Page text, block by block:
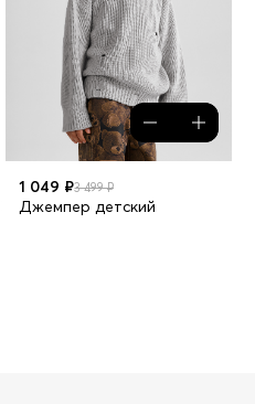
1 049 ₽3 499 ₽
Джемпер детский